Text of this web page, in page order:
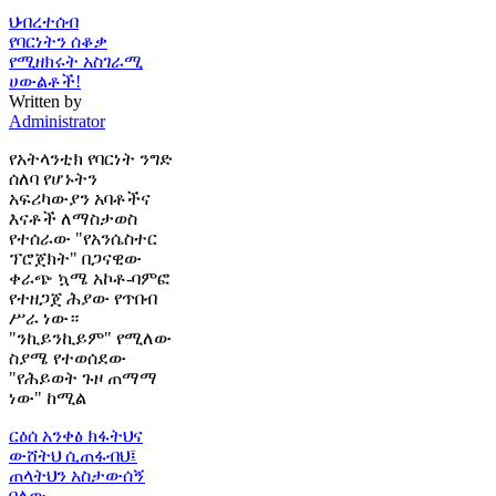
ህብረተሰብ
የባርነትን ሰቆቃ
የሚዘክሩት አስገራሚ
ሀውልቶች!
Written by
Administrator
የአትላንቲክ የባርነት ንግድ
ሰለባ የሆኑትን
አፍሪካውያን አባቶችና
እናቶች ለማስታወስ
የተሰራው "የአንሴስተር
ፕሮጀክት" በጋናዊው
ቀራጭ ኳሜ አኮቶ-ባምፎ
የተዘጋጀ ሕያው የጥበብ
ሥራ ነው።
"ንኪይንኪይም" የሚለው
ስያሜ የተወሰደው
"የሕይወት ጉዞ ጠማማ
ነው" ከሚል
ርዕሰ አንቀፅ ክፋትህና
ውሸትህ ሲጠፋብህ፤
ጠላትህን አስታውሰኝ